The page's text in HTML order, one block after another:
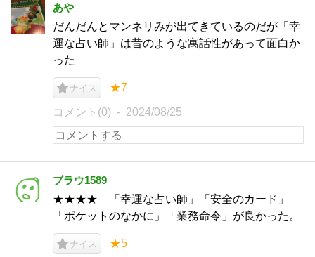
あや
だんだんとマンネリみが出てきているのだが「幸
運な占い師」は昔のような寓話性があって面白か
った
ナイス ★7
コメント(0) 2024/08/25
ブラウ1589
★★★★ 「幸運な占い師」「安全のカード」
「ポケットのなかに」「業務命令」が良かった。
ナイス ★5